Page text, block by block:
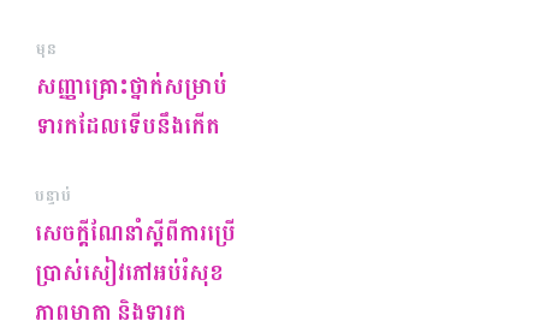
មុន
សញ្ញាគ្រោះថ្នាក់សម្រាប់
ទារកដែលទើបនឹងកើត
បន្ទាប់
សេចក្ដីណែនាំស្ដីពីការប្រើ
ប្រាស់សៀវភៅអប់រំសុខ
ភាពមាតា និងទារក